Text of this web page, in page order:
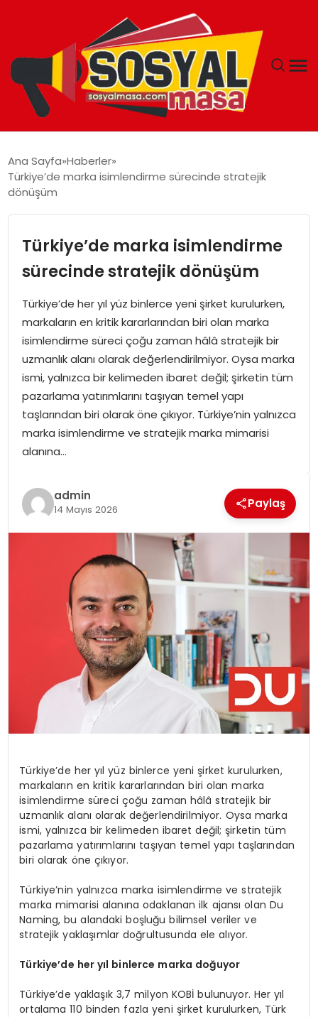
EKONOMI
TEKNOLOJI
EĞITIM
SPOR
GÜNDEM
MAGAZIN
Ana Sayfa Haberler
Türkiye’de marka isimlendirme sürecinde stratejik
dönüşüm
Türkiye’de marka isimlendirme
sürecinde stratejik dönüşüm
Türkiye’de her yıl yüz binlerce yeni şirket kurulurken,
markaların en kritik kararlarından biri olan marka
isimlendirme süreci çoğu zaman hâlâ stratejik bir
uzmanlık alanı olarak değerlendirilmiyor. Oysa marka
ismi, yalnızca bir kelimeden ibaret değil; şirketin tüm
pazarlama yatırımlarını taşıyan temel yapı
taşlarından biri olarak öne çıkıyor. Türkiye’nin yalnızca
marka isimlendirme ve stratejik marka mimarisi
alanına…
admin
14 Mayıs 2026 Paylaş
Türkiye’de her yıl yüz binlerce yeni şirket kurulurken,
markaların en kritik kararlarından biri olan marka
isimlendirme süreci çoğu zaman hâlâ stratejik bir
uzmanlık alanı olarak değerlendirilmiyor. Oysa marka
ismi, yalnızca bir kelimeden ibaret değil; şirketin tüm
pazarlama yatırımlarını taşıyan temel yapı taşlarından
biri olarak öne çıkıyor.
Türkiye’nin yalnızca marka isimlendirme ve stratejik
marka mimarisi alanına odaklanan ilk ajansı olan Du
Naming, bu alandaki boşluğu bilimsel veriler ve
stratejik yaklaşımlar doğrultusunda ele alıyor.
Türkiye’de her yıl binlerce marka doğuyor
Türkiye’de yaklaşık 3,7 milyon KOBİ bulunuyor. Her yıl
ortalama 110 binden fazla yeni şirket kurulurken, Türk